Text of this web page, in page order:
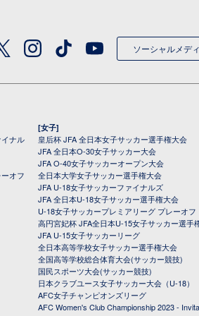
ソーシャルメデ
ナル
オフ
[女子]
皇后杯 JFA 全日本女子サッカー選手権大会
JFA 全日本O-30女子サッカー大会
JFA O-40女子サッカーオープン大会
全日本大学女子サッカー選手権大会
JFA U-18女子サッカーファイナルズ
JFA 全日本U-18女子サッカー選手権大会
U-18女子サッカープレミアリーグ プレーオフ
高円宮妃杯 JFA全日本U-15女子サッカー選手
JFA U-15女子サッカーリーグ
全日本高等学校女子サッカー選手権大会
全国高等学校総合体育大会(サッカー競技)
国民スポーツ大会(サッカー競技)
日本クラブユース女子サッカー大会（U-18）
AFC女子チャンピオンズリーグ
AFC Women's Club Championship 2023 -